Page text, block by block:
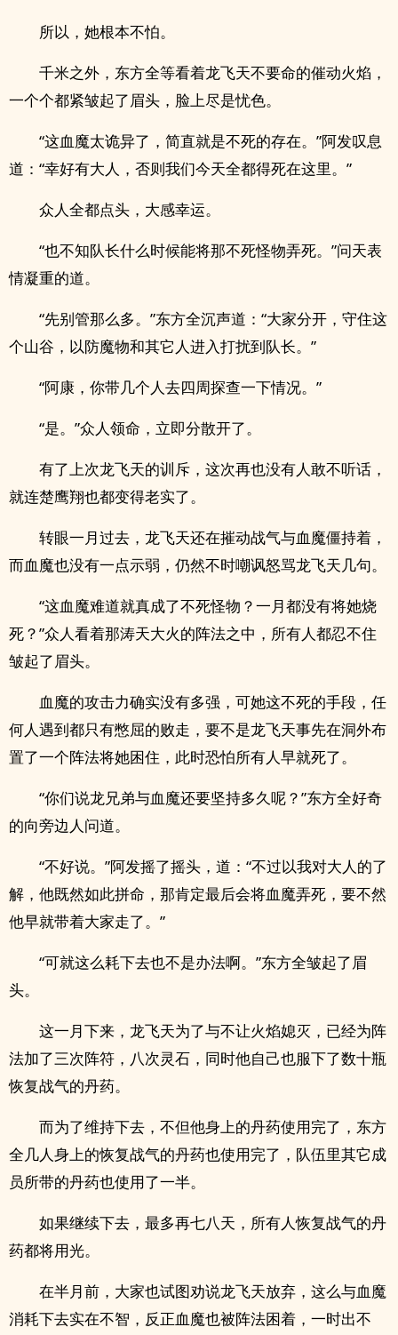
所以，她根本不怕。
千米之外，东方全等看着龙飞天不要命的催动火焰，
一个个都紧皱起了眉头，脸上尽是忧色。
“这血魔太诡异了，简直就是不死的存在。”阿发叹息
道：“幸好有大人，否则我们今天全都得死在这里。”
众人全都点头，大感幸运。
“也不知队长什么时候能将那不死怪物弄死。”问天表
情凝重的道。
“先别管那么多。”东方全沉声道：“大家分开，守住这
个山谷，以防魔物和其它人进入打扰到队长。”
“阿康，你带几个人去四周探查一下情况。”
“是。”众人领命，立即分散开了。
有了上次龙飞天的训斥，这次再也没有人敢不听话，
就连楚鹰翔也都变得老实了。
转眼一月过去，龙飞天还在摧动战气与血魔僵持着，
而血魔也没有一点示弱，仍然不时嘲讽怒骂龙飞天几句。
“这血魔难道就真成了不死怪物？一月都没有将她烧
死？”众人看着那涛天大火的阵法之中，所有人都忍不住
皱起了眉头。
血魔的攻击力确实没有多强，可她这不死的手段，任
何人遇到都只有憋屈的败走，要不是龙飞天事先在洞外布
置了一个阵法将她困住，此时恐怕所有人早就死了。
“你们说龙兄弟与血魔还要坚持多久呢？”东方全好奇
的向旁边人问道。
“不好说。”阿发摇了摇头，道：“不过以我对大人的了
解，他既然如此拼命，那肯定最后会将血魔弄死，要不然
他早就带着大家走了。”
“可就这么耗下去也不是办法啊。”东方全皱起了眉
头。
这一月下来，龙飞天为了与不让火焰媳灭，已经为阵
法加了三次阵符，八次灵石，同时他自己也服下了数十瓶
恢复战气的丹药。
而为了维持下去，不但他身上的丹药使用完了，东方
全几人身上的恢复战气的丹药也使用完了，队伍里其它成
员所带的丹药也使用了一半。
如果继续下去，最多再七八天，所有人恢复战气的丹
药都将用光。
在半月前，大家也试图劝说龙飞天放弃，这么与血魔
消耗下去实在不智，反正血魔也被阵法困着，一时出不